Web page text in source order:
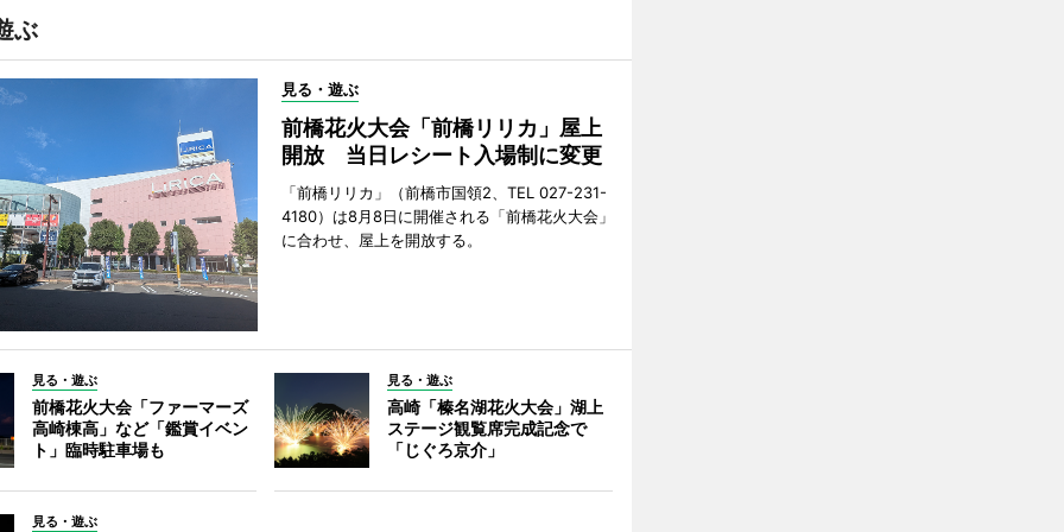
ぶ
見る・遊ぶ
前橋花火大会「前橋リリカ」屋上
開放 当日レシート入場制に変更
「前橋リリカ」（前橋市国領2、TEL 027-231-
4180）は8月8日に開催される「前橋花火大会」
に合わせ、屋上を開放する。
見る・遊ぶ
前橋花火大会「ファーマーズ
高崎棟高」など「鑑賞イベン
ト」臨時駐車場も
見る・遊ぶ
高崎「榛名湖花火大会」湖上
ステージ観覧席完成記念で
「じぐろ京介」
見る・遊ぶ